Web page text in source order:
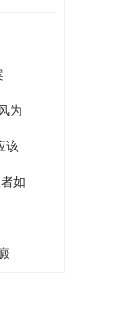
为
该
如